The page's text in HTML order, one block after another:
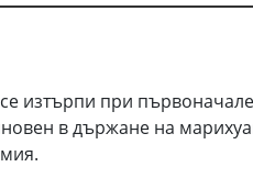
изтърпи при
в държане на